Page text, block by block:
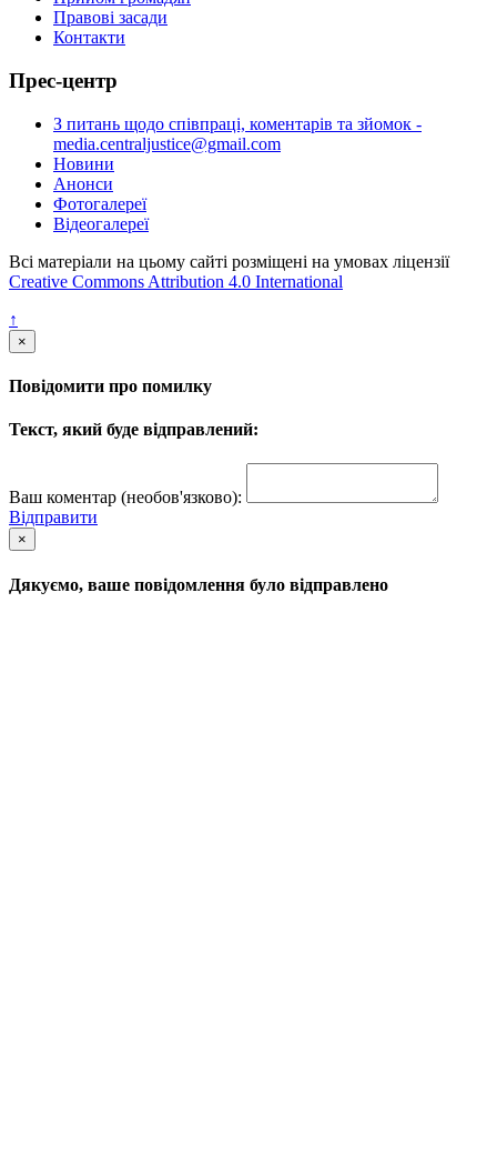
Правові засади
Контакти
Прес-центр
З питань щодо співпраці, коментарів та зйомок -
media.centraljustice@gmail.com
Новини
Анонси
Фотогалереї
Відеогалереї
Всі матеріали на цьому сайті розміщені на умовах ліцензії
Creative Commons Attribution 4.0 International
↑
×
Повідомити про помилку
Текст, який буде відправлений:
Ваш коментар (необов'язково):
Відправити
×
Дякуємо, ваше повідомлення було відправлено